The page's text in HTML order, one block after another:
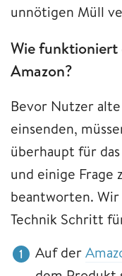
unnötigen Müll
Wie funktioniert
Amazon?
Bevor Nutzer
einsenden,
überhaupt für
und einige Frage
beantworten.
Technik Schritt
Auf der